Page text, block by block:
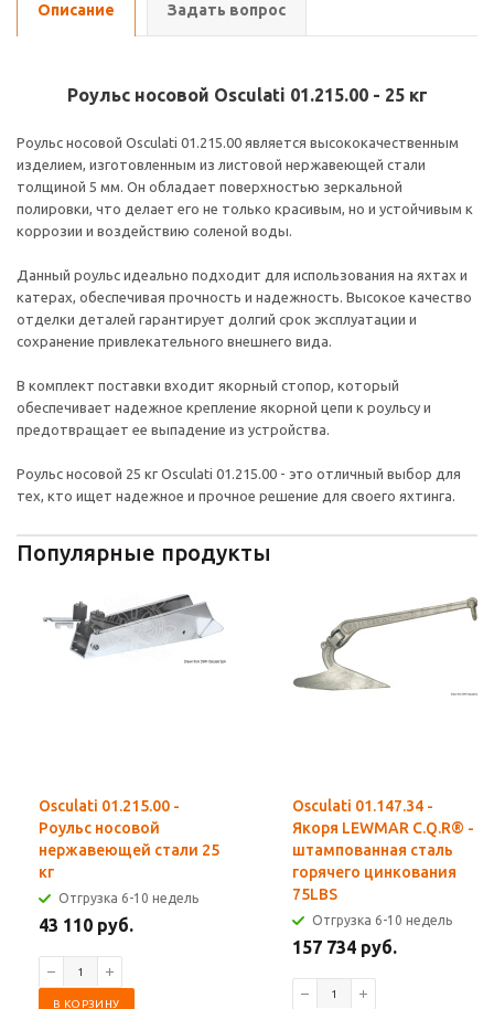
Описание Задать вопрос
Роульс носовой Osculati 01.215.00 - 25 кг
Роульс носовой Osculati 01.215.00 является высококачественным
изделием, изготовленным из листовой нержавеющей стали
толщиной 5 мм. Он обладает поверхностью зеркальной
полировки, что делает его не только красивым, но и устойчивым к
коррозии и воздействию соленой воды.
Данный роульс идеально подходит для использования на яхтах и
катерах, обеспечивая прочность и надежность. Высокое качество
отделки деталей гарантирует долгий срок эксплуатации и
сохранение привлекательного внешнего вида.
В комплект поставки входит якорный стопор, который
обеспечивает надежное крепление якорной цепи к роульсу и
предотвращает ее выпадение из устройства.
Роульс носовой 25 кг Osculati 01.215.00 - это отличный выбор для
тех, кто ищет надежное и прочное решение для своего яхтинга.
Популярные продукты
Osculati 01.215.00 -
Роульс носовой
нержавеющей стали 25
кг
Отгрузка 6-10 недель
43 110 руб.
В КОРЗИНУ
Osculati 01.147.34 -
Якоря LEWMAR C.Q.R® -
штампованная сталь
горячего цинкования
75LBS
Отгрузка 6-10 недель
157 734 руб.